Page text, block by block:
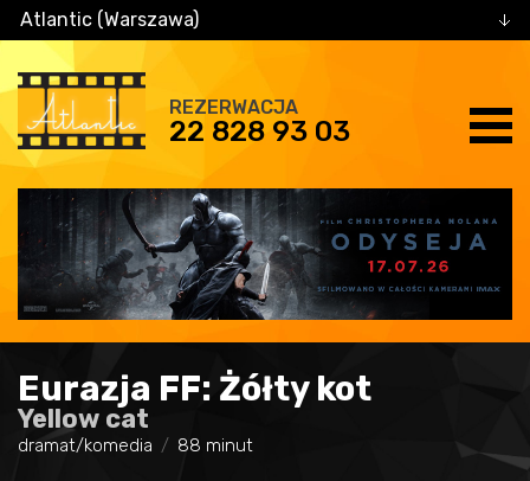
Atlantic (Warszawa)
REZERWACJA
22 828 93 03
Eurazja FF: Żółty kot
Yellow cat
dramat/komedia 88 minut